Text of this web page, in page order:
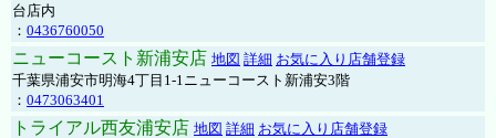
台店内
： 0436760050
ニューコースト新浦安店 地図 詳細 お気に入り店舗登録
千葉県浦安市明海4丁目1-1ニューコースト新浦安3階
： 0473063401
トライアル西友浦安店 地図 詳細 お気に入り店舗登録